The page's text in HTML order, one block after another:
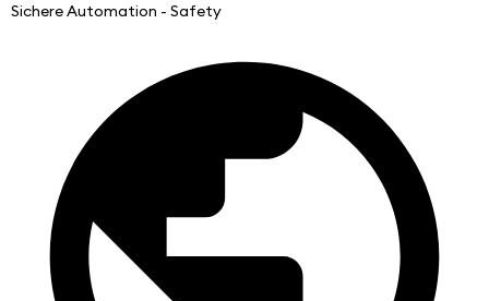
Sichere Automation - Safety